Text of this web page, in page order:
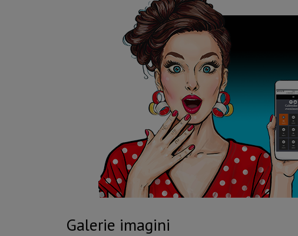
Galerie imagini